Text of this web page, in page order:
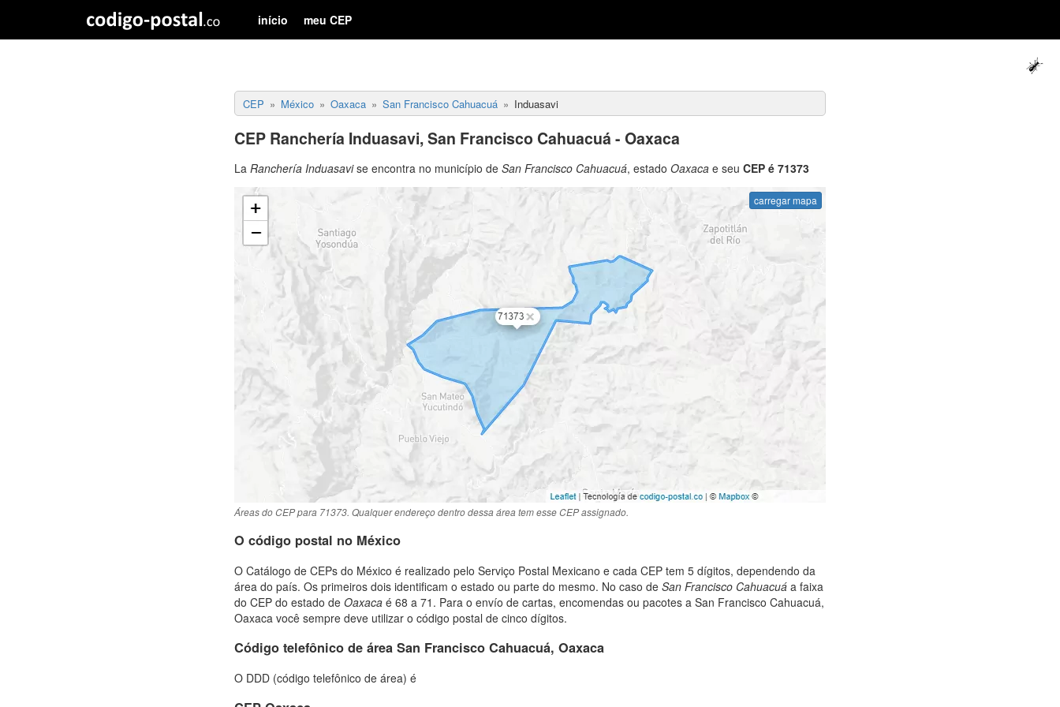
início meu CEP
CEP México Oaxaca San Francisco Cahuacuá Induasavi
CEP Ranchería Induasavi, San Francisco Cahuacuá - Oaxaca
La Ranchería Induasavise encontra no município de San Francisco Cahuacuá, estado Oaxaca e seu CEP é 71373
carregar mapa
Áreas do CEP para 71373. Qualquer endereço dentro dessa área tem esse CEP assignado.
O código postal no México
O Catálogo de CEPs do México é realizado pelo Serviço Postal Mexicano e cada CEP tem 5 dígitos, dependendo da
área do país. Os primeiros dois identificam o estado ou parte do mesmo. No caso de San Francisco Cahuacuá a faixa
do CEP do estado de Oaxaca é 68 a 71. Para o envío de cartas, encomendas ou pacotes a San Francisco Cahuacuá,
Oaxaca você sempre deve utilizar o código postal de cinco dígitos.
Código telefônico de área San Francisco Cahuacuá, Oaxaca
O DDD (código telefônico de área) é